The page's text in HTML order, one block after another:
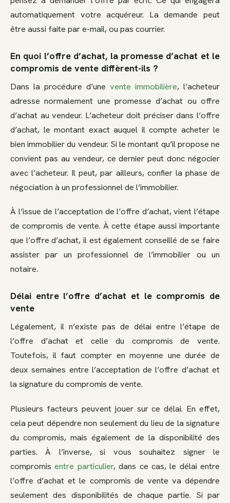
automatiquement votre acquéreur. La demande peut
être aussi faite par e-mail, ou pas courrier.
En quoi l’offre d’achat, la promesse d’achat et le
compromis de vente diffèrent-ils ?
Dans la procédure d’une vente immobilière, l’acheteur
adresse normalement une promesse d’achat ou offre
d’achat au vendeur. L’acheteur doit préciser dans l’offre
d’achat, le montant exact auquel il compte acheter le
bien immobilier du vendeur. Si le montant qu’il propose ne
convient pas au vendeur, ce dernier peut donc négocier
avec l’acheteur. Il peut, par ailleurs, confier la phase de
négociation à un professionnel de l’immobilier.
À l’issue de l’acceptation de l’offre d’achat, vient l’étape
de compromis de vente. À cette étape aussi importante
que l’offre d’achat, il est également conseillé de se faire
assister par un professionnel de l’immobilier ou un
notaire.
Délai entre l’offre d’achat et le compromis de
vente
Légalement, il n’existe pas de délai entre l’étape de
l’offre d’achat et celle du compromis de vente.
Toutefois, il faut compter en moyenne une durée de
deux semaines entre l’acceptation de l’offre d’achat et
la signature du compromis de vente.
Plusieurs facteurs peuvent jouer sur ce délai. En effet,
cela peut dépendre non seulement du lieu de la signature
du compromis, mais également de la disponibilité des
parties. À l’inverse, si vous souhaitez signer le
compromisentre particulier, dans ce cas, le délai entre
l’offre d’achat et le compromis de vente va dépendre
seulement des disponibilités de chaque partie. Si par